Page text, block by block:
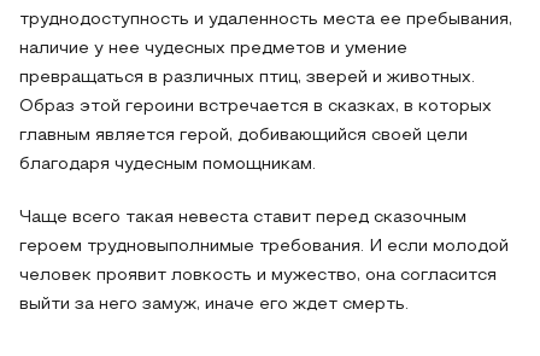
труднодоступность и удаленность места ее пребывания,
наличие у нее чудесных предметов и умение
превращаться в различных птиц, зверей и животных.
Образ этой героини встречается в сказках, в которых
главным является герой, добивающийся своей цели
благодаря чудесным помощникам.
Чаще всего такая невеста ставит перед сказочным
героем трудновыполнимые требования. И если молодой
человек проявит ловкость и мужество, она согласится
выйти за него замуж, иначе его ждет смерть.